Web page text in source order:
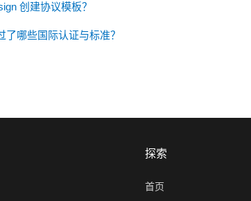
创建协议模板？
哪些国际认证与标准？
探索
首页